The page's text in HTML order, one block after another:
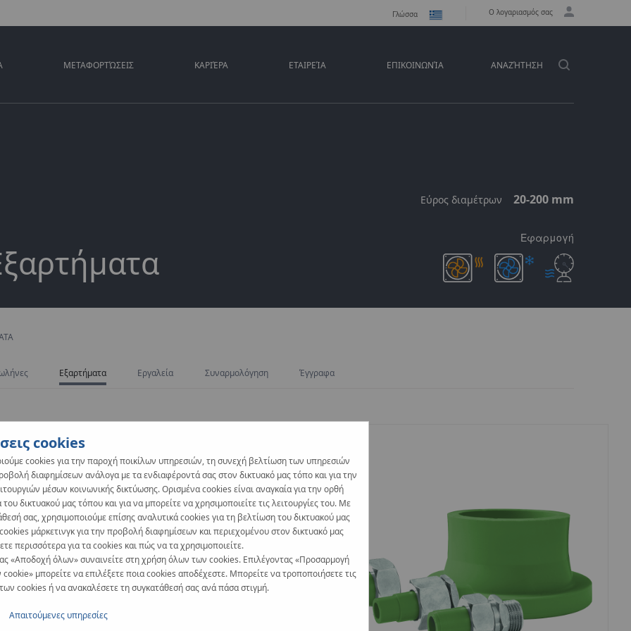
Γλώσσα Ο λογαριασμός σας
ΜΕΤΑΦΟΡΤΏΣΕΙΣ ΚΑΡΙΈΡΑ ΕΤΑΙΡΕΊΑ ΕΠΙΚΟΙΝΩΝΊΑ ΑΝΑΖΉΤΗΣΗ
Εύρος διαμέτρων 20-200 mm
Εφαρμογή
Εξαρτήματα Εργαλεία Συναρμολόγηση Έγγραφα
cookies
cookies για την παροχή ποικίλων υπηρεσιών, τη συνεχή βελτίωση των υπηρεσιών
διαφημίσεων ανάλογα με τα ενδιαφέροντά σας στον δικτυακό μας τόπο και για την
μέσων κοινωνικής δικτύωσης. Ορισμένα cookies είναι αναγκαία για την ορθή
του δικτυακού μας τόπου και για να μπορείτε να χρησιμοποιείτε τις λειτουργίες του. Με
σας, χρησιμοποιούμε επίσης αναλυτικά cookies για τη βελτίωση του δικτυακού μας
μάρκετινγκ για την προβολή διαφημίσεων και περιεχομένου στον δικτυακό μας
περισσότερα για τα cookies και πώς να τα χρησιμοποιείτε.
«Αποδοχή όλων» συναινείτε στη χρήση όλων των cookies. Επιλέγοντας «Προσαρμογή
cookie» μπορείτε να επιλέξετε ποια cookies αποδέχεστε. Μπορείτε να τροποποιήσετε τις
των cookies ή να ανακαλέσετε τη συγκατάθεσή σας ανά πάσα στιγμή.
Απαιτούμενες υπηρεσίες